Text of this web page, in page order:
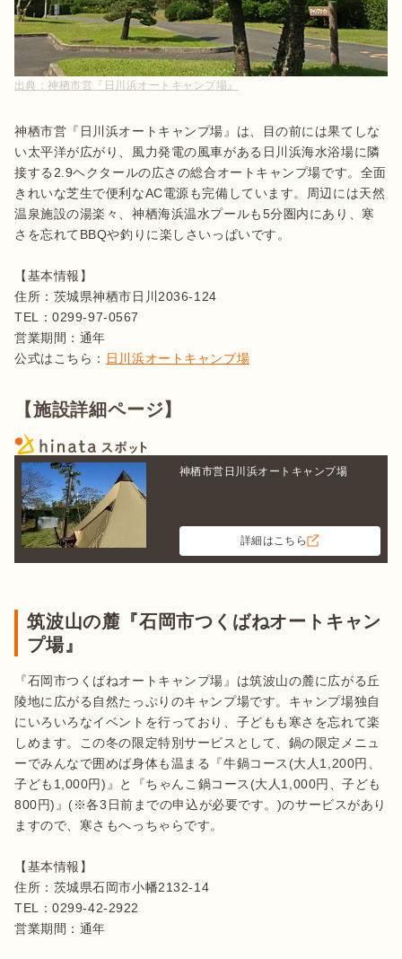
出典：神栖市営『日川浜オートキャンプ場』
神栖市営『日川浜オートキャンプ場』は、目の前には果てしな
い太平洋が広がり、風力発電の風車がある日川浜海水浴場に隣
接する2.9ヘクタールの広さの総合オートキャンプ場です。全面
きれいな芝生で便利なAC電源も完備しています。周辺には天然
温泉施設の湯楽々、神栖海浜温水プールも5分圏内にあり、寒
さを忘れてBBQや釣りに楽しさいっぱいです。
【基本情報】
住所：茨城県神栖市日川2036-124
TEL：0299-97-0567
営業期間：通年
公式はこちら： 日川浜オートキャンプ場
【施設詳細ページ】
神栖市営日川浜オートキャンプ場
詳細はこちら
筑波山の麓『石岡市つくばねオートキャン
プ場』
『石岡市つくばねオートキャンプ場』は筑波山の麓に広がる丘
陵地に広がる自然たっぷりのキャンプ場です。キャンプ場独自
にいろいろなイベントを行っており、子どもも寒さを忘れて楽
しめます。この冬の限定特別サービスとして、鍋の限定メニュ
ーでみんなで囲めば身体も温まる『牛鍋コース(大人1,200円、
子ども1,000円)』と『ちゃんこ鍋コース(大人1,000円、子ども
800円)』(※各3日前までの申込が必要です。)のサービスがあり
ますので、寒さもへっちゃらです。
【基本情報】
住所：茨城県石岡市小幡2132-14
TEL：0299-42-2922
営業期間：通年